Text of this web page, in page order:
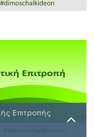
Επιτροπής